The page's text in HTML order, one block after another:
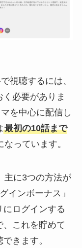
視聴するには、
必要がありま
を中心に配信し
最初の10話まで
っています。
主に3つの方法が
インボーナス」
にログインする
これを貯めて
きます。